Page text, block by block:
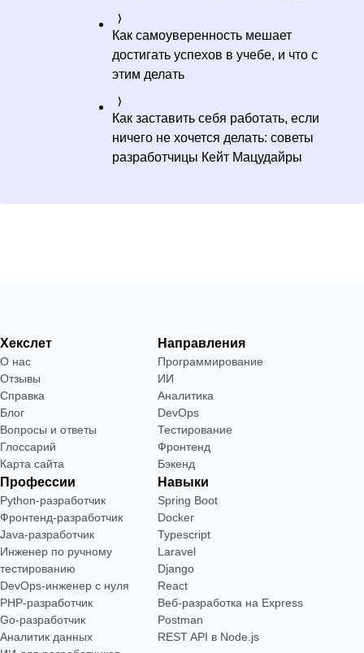
Как самоуверенность мешает
достигать успехов в учебе, и что с
этим делать
Как заставить себя работать, если
ничего не хочется делать: советы
разработчицы Кейт Мацудайры
Хекслет
О нас
Отзывы
Справка
Блог
Вопросы и ответы
Глоссарий
Карта сайта
Направления
Программирование
ИИ
Аналитика
DevOps
Тестирование
Фронтенд
Бэкенд
Профессии
Python-разработчик
Фронтенд-разработчик
Java-разработчик
Инженер по ручному
тестированию
DevOps-инженер с нуля
РНР-разработчик
Go-разработчик
Аналитик данных
Навыки
Spring Boot
Docker
Typescript
Laravel
Django
React
Веб-разработка на Express
Postman
REST API в Node.js